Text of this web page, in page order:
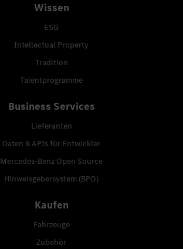
Wissen
ESG
Intellectual Property
Tradition
Talentprogramme
Business Services
Lieferanten
Daten & APIs für Entwickler
Mercedes-Benz Open Source
Hinweisgebersystem (BPO)
Kaufen
Fahrzeuge
Zubehör